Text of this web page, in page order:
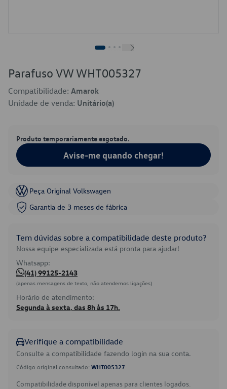
Parafuso VW WHT005327
Compatibilidade: Amarok
Unidade de venda: Unitário(a)
Produto temporariamente esgotado.
Avise-me quando chegar!
Peça Original Volkswagen
Garantia de 3 meses de fábrica
Tem dúvidas sobre a compatibilidade deste produto?
Nossa equipe especializada está pronta para ajudar!
Whatsapp:
(41) 99125-2143
(apenas mensagens de texto, não atendemos ligações)
Horário de atendimento:
Segunda à sexta, das 8h às 17h.
Verifique a compatibilidade
Consulte a compatibilidade fazendo login na sua conta.
Código original consultado: WHT005327
Compatibilidade disponível apenas para clientes logados.